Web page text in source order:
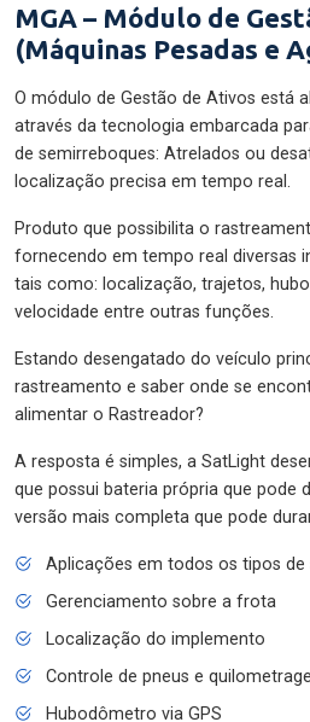
MGA – Módulo de
(Máquinas Pesadas e
O módulo de Gestão de Ativos está
através da tecnologia embarcada
de semirreboques: Atrelados ou
localização precisa em tempo real.
Produto que possibilita o
fornecendo em tempo real diversas
tais como: localização, trajetos,
velocidade entre outras funções.
Estando desengatado do veículo
rastreamento e saber onde se
alimentar o Rastreador?
A resposta é simples, a SatLight
que possui bateria própria que pode
versão mais completa que pode
Aplicações em todos os tipos de
Gerenciamento sobre a frota
Localização do implemento
Controle de pneus e
Hubodômetro via GPS